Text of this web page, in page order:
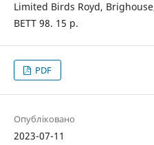
Limited Birds Royd,
BETT 98. 15 p.
PDF
Опубліковано
2023-07-11